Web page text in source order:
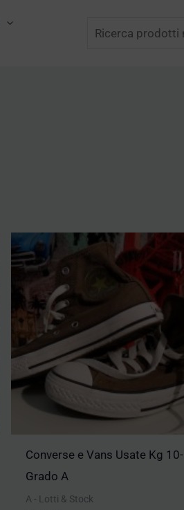
Converse e Vans Usate Kg 10-
Grado A
A - Lotti & Stock